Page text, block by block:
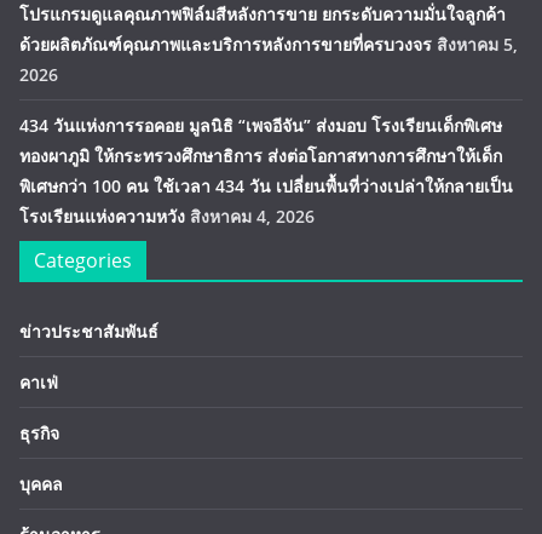
โปรแกรมดูแลคุณภาพฟิล์มสีหลังการขาย ยกระดับความมั่นใจลูกค้า
ด้วยผลิตภัณฑ์คุณภาพและบริการหลังการขายที่ครบวงจร สิงหาคม 5,
2026
434 วันแห่งการรอคอย มูลนิธิ “เพจอีจัน” ส่งมอบ โรงเรียนเด็กพิเศษ
ทองผาภูมิ ให้กระทรวงศึกษาธิการ ส่งต่อโอกาสทางการศึกษาให้เด็ก
พิเศษกว่า 100 คน ใช้เวลา 434 วัน เปลี่ยนพื้นที่ว่างเปล่าให้กลายเป็น
โรงเรียนแห่งความหวัง สิงหาคม 4, 2026
Categories
ข่าวประชาสัมพันธ์
คาเฟ่
ธุรกิจ
บุคคล